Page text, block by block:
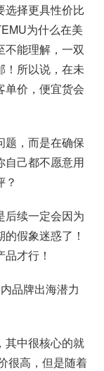
选择更具性价比
为什么在美
不能理解，一双
！所以说，在未
单价，便宜货会
题，而是在确保
自己都不愿意用
？
后续一定会因为
假象迷惑了！
才行！
品牌出海潜力
其中很核心的就
很高，但是随着